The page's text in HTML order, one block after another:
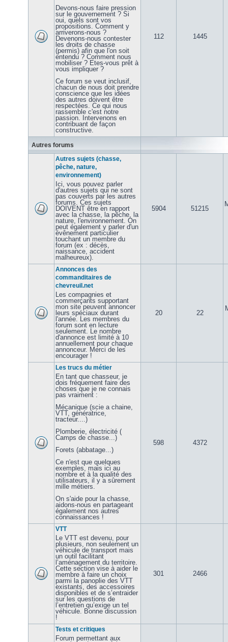
Devons-nous faire pression
sur le gouvernement ? Si
oui, quels sont vos
propositions. Comment y
arriverons-nous ?
Devenons-nous contester
les droits de chasse
(permis) afin que l'on soit
entendu ? Comment nous
mobiliser ? Etes-vous prêt à
vous impliquer ?
Ce forum se veut inclusif,
chacun de nous doit prendre
conscience que les idées
des autres doivent être
respectées. Ce qui nous
rassemble c'est notre
passion. Intervenons en
contribuant de façon
constructive.
112 1445
Autres forums
Autres sujets (chasse,
pêche, nature,
environnement)
Ici, vous pouvez parler
d'autres sujets qui ne sont
pas couverts par les autres
forums. Ces sujets
DOIVENT être en rapport
avec la chasse, la pêche, la
nature, l'environnement. On
peut également y parler d'un
évênement particulier
touchant un membre du
forum (ex : décès,
naissance, accident
malheureux).
5904 51215
Annonces des
commanditaires de
chevreuil.net
Les compagnies et
commerçants supportant
mon site peuvent annoncer
leurs spéciaux durant
l'année. Les membres du
forum sont en lecture
seulement. Le nombre
d'annonce est limité à 10
annuellement pour chaque
annonceur. Merci de les
encourager !
20 22
Les trucs du métier
En tant que chasseur, je
dois fréquement faire des
choses que je ne connais
pas vraiment :
Mécanique (scie a chaine,
VTT, génératrice,
tracteur....)
Plomberie, électricité (
Camps de chasse...)
Forets (abbatage...)
Ce n'est que quelques
exemples, mais ici au
nombre et à la qualité des
utilisateurs, il y a sûrement
mille métiers.
On s'aide pour la chasse,
aidons-nous en partageant
également nos autres
connaissances !
598 4372
VTT
Le VTT est devenu, pour
plusieurs, non seulement un
véhicule de transport mais
un outil facilitant
l’aménagement du territoire.
Cette section vise à aider le
membre à faire un choix
parmi la panoplie des VTT
existants, des accessoires
disponibles et de s’entraider
sur les questions de
l’entretien qu’exige un tel
véhicule. Bonne discussion
!
301 2466
Tests et critiques
Forum permettant aux